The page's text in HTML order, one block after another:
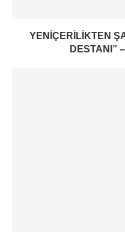
YENIÇERILIKTEN
DESTANI”